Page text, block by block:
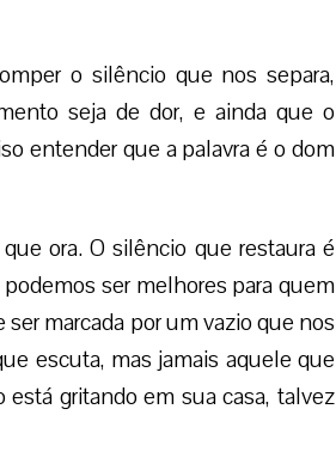
o silêncio que nos separa,
seja de dor, e ainda que o
entender que a palavra é o dom
ora. O silêncio que restaura é
ser melhores para quem
marcada por um vazio que nos
escuta, mas jamais aquele que
gritando em sua casa, talvez